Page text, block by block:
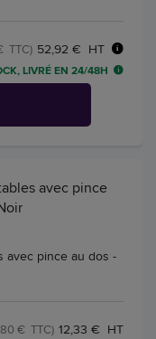
52,92 € HT
TTC)
LIVRÉ EN 24/48H
avec pince
avec pince au dos -
12,33 € HT
€ TTC)